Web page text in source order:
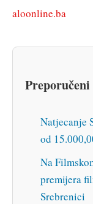
aloonline.ba
Natjecanje
od
Na
premijera
Srebrenici